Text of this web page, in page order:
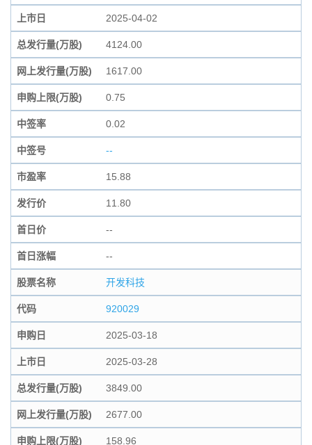
上市日 2025-04-02
总发行量(万股) 4124.00
网上发行量(万股) 1617.00
申购上限(万股) 0.75
中签率 0.02
中签号 --
市盈率 15.88
发行价 11.80
首日价 --
首日涨幅 --
股票名称 开发科技
代码 920029
申购日 2025-03-18
上市日 2025-03-28
总发行量(万股) 3849.00
网上发行量(万股) 2677.00
申购上限(万股) 158.96